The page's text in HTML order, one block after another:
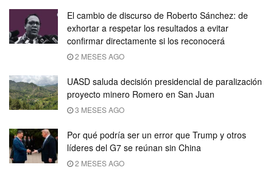
El cambio de discurso de Roberto Sánchez: de
exhortar a respetar los resultados a evitar
confirmar directamente si los reconocerá
2 MESES AGO
UASD saluda decisión presidencial de paralización
proyecto minero Romero en San Juan
3 MESES AGO
Por qué podría ser un error que Trump y otros
líderes del G7 se reúnan sin China
2 MESES AGO